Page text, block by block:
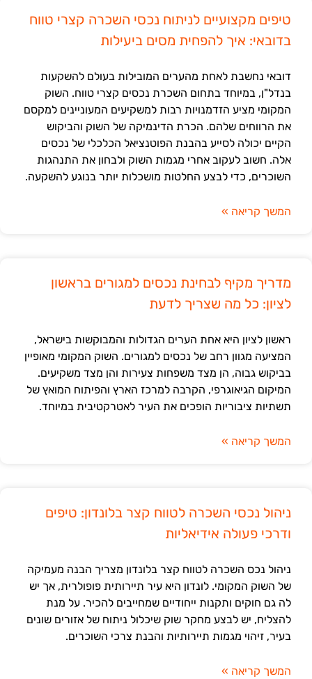
טיפים מקצועיים לניתוח נכסי השכרה קצרי טווח
בדובאי: איך להפחית מסים ביעילות
דובאי נחשבת לאחת מהערים המובילות בעולם להשקעות
בנדל"ן, במיוחד בתחום השכרת נכסים קצרי טווח. השוק
המקומי מציע הזדמנויות רבות למשקיעים המעוניינים למקסם
את הרווחים שלהם. הכרת הדינמיקה של השוק והביקוש
הקיים יכולה לסייע בהבנת הפוטנציאל הכלכלי של נכסים
אלה. חשוב לעקוב אחרי מגמות השוק ולבחון את התנהגות
השוכרים, כדי לבצע החלטות מושכלות יותר בנוגע להשקעה.
המשך קריאה »
מדריך מקיף לבחינת נכסים למגורים בראשון
לציון: כל מה שצריך לדעת
ראשון לציון היא אחת הערים הגדולות והמבוקשות בישראל,
המציעה מגוון רחב של נכסים למגורים. השוק המקומי מאופיין
בביקוש גבוה, הן מצד משפחות צעירות והן מצד משקיעים.
המיקום הגיאוגרפי, הקרבה למרכז הארץ והפיתוח המואץ של
תשתיות ציבוריות הופכים את העיר לאטרקטיבית במיוחד.
המשך קריאה »
ניהול נכסי השכרה לטווח קצר בלונדון: טיפים
ודרכי פעולה אידיאליות
ניהול נכס השכרה לטווח קצר בלונדון מצריך הבנה מעמיקה
של השוק המקומי. לונדון היא עיר תיירותית פופולרית, אך יש
לה גם חוקים ותקנות ייחודיים שמחייבים להכיר. על מנת
להצליח, יש לבצע מחקר שוק שיכלול ניתוח של אזורים שונים
בעיר, זיהוי מגמות תיירותיות והבנת צרכי השוכרים.
המשך קריאה »